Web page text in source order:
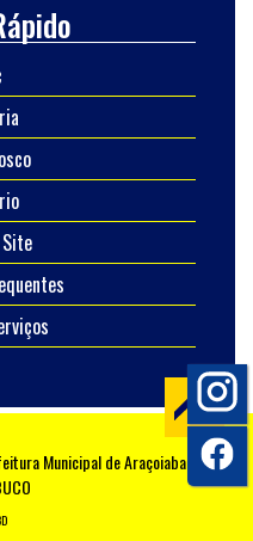
Municipal de Araçoiaba -